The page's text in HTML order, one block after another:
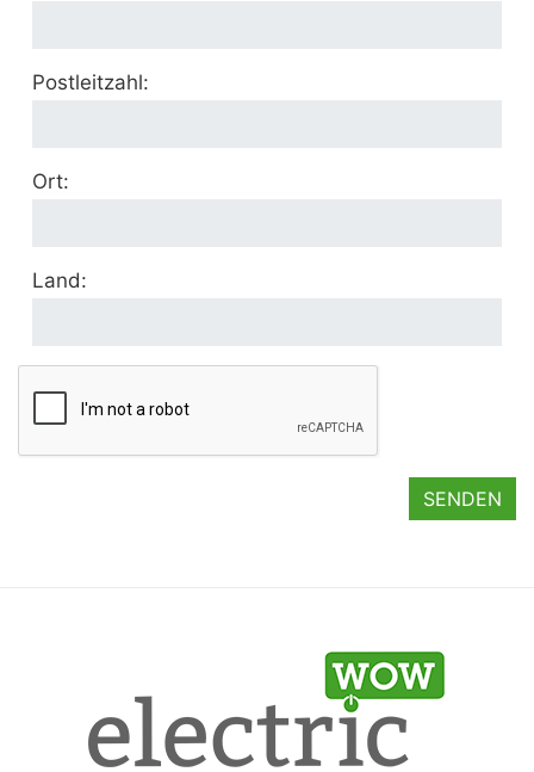
Postleitzahl:
Ort:
Land:
SENDEN